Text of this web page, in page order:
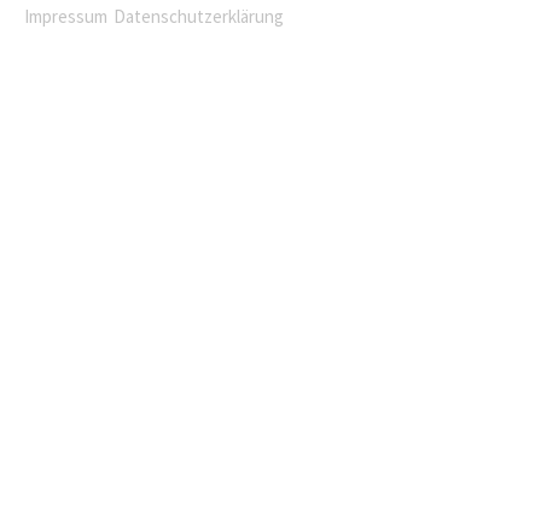
Impressum Datenschutzerklärung